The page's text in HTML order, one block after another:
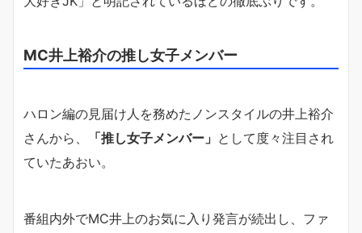
MC井上裕介の推し女子メンバー
ハロン編の見届け人を務めたノンスタイルの井上裕介
さんから、
「推し女子メンバー」 として度々注目され
ていたあおい。
番組内外でMC井上のお気に入り発言が続出し、ファ